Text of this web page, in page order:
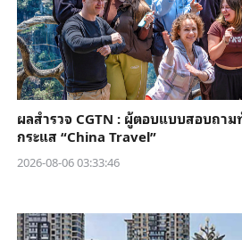
ผลสำรวจ CGTN : ผู้ตอบแบบสอบถาม
กระแส “China Travel”
2026-08-06 03:33:46